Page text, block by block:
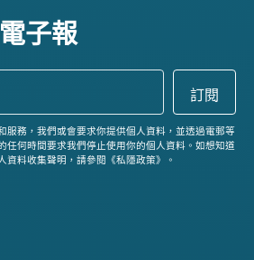
子報
服務，我們或會要求你提供個人資料，並透過電郵等
任何時間要求我們停止使用你的個人資料。如想知道
資料收集聲明，請參閱《私隱政策》。